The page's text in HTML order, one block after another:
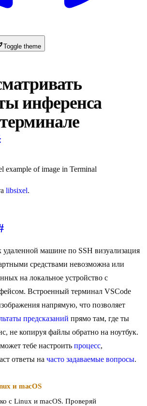
Toggle theme
инференса
libsixel.
машине по SSH визуализация
средствами невозможна или
на локальное устройство с
Встроенный терминал VSCode
напрямую, что позволяет
предсказаний прямо там, где ты
не копируя файлы обратно на ноутбук.
тебе настроить процесс,
ответы на часто задаваемые вопросы.
и macOS
с Linux и macOS. Проверяй